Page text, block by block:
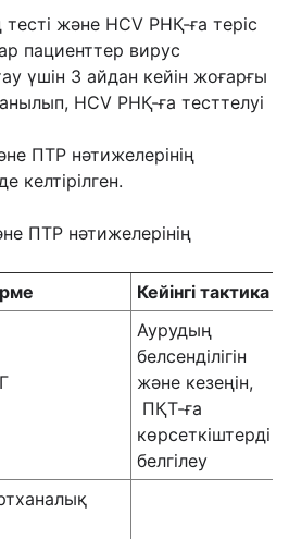
және HCV РНҚ-ға теріс
пациенттер вирус
үшін 3 айдан кейін жоғарғы
HCV РНҚ-ға тесттелуі
нәтижелерінің
келтірілген.
ПТР нәтижелерінің
Кейінгі тактика
Аурудың
белсенділігін
және кезеңін,
ПҚТ-ға
көрсеткіштерді
белгілеу